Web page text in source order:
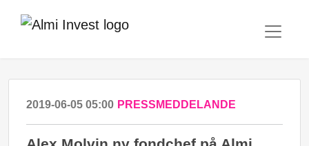
2019-06-05 05:00 PRESSMEDDELANDE